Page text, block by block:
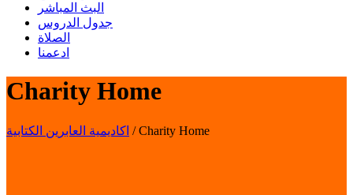
البث المباشر
جدول الدروس
الصلاة
ادعمنا
Charity Home
اكاديمية العابرين الكتابية /Charity Home